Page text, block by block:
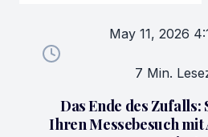
May 11, 2026
7 Min.
Das Ende des Zufalls:
Ihren Messebesuch